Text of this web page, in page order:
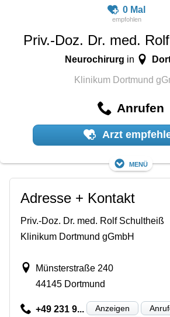
0 Mal
Priv.-Doz. Dr. med.
Neurochirurg in
Klinikum Dortmund
Anrufen
Arzt
Menü
Adresse + Kontakt
Priv.-Doz. Dr. med. Rolf Schultheiß
Klinikum Dortmund gGmbH
Münsterstraße 240
44145 Dortmund
+49 231 9... Anzeigen